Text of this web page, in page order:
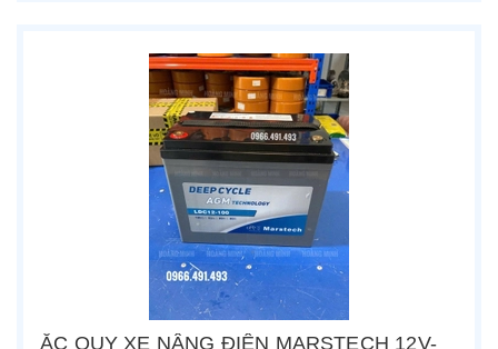
ẮC QUY XE NÂNG ĐIỆN MARSTECH 12V-